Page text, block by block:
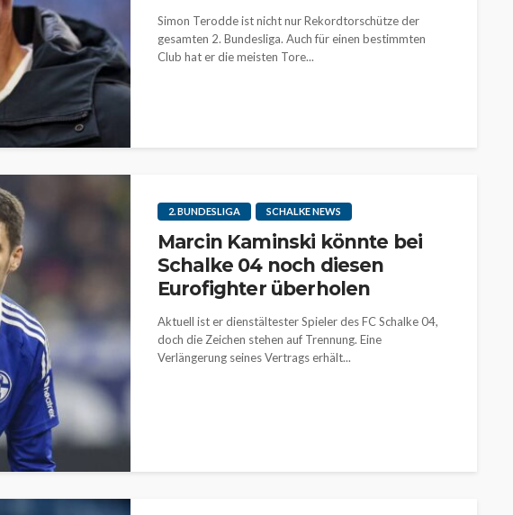
Simon Terodde ist nicht nur Rekordtorschütze der
gesamten 2. Bundesliga. Auch für einen bestimmten
Club hat er die meisten Tore...
2. BUNDESLIGA SCHALKE NEWS
Marcin Kaminski könnte bei
Schalke 04 noch diesen
Eurofighter überholen
Aktuell ist er dienstältester Spieler des FC Schalke 04,
doch die Zeichen stehen auf Trennung. Eine
Verlängerung seines Vertrags erhält...